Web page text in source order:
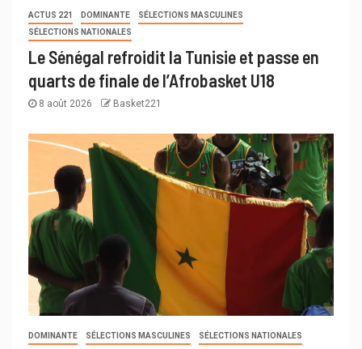
ACTUS 221 DOMINANTE
SÉLECTIONS MASCULINES
SÉLECTIONS NATIONALES
Le Sénégal refroidit la Tunisie et passe en
quarts de finale de l’Afrobasket U18
8 août 2026 Basket221
DOMINANTE SÉLECTIONS MASCULINES SÉLECTIONS NATIONALES